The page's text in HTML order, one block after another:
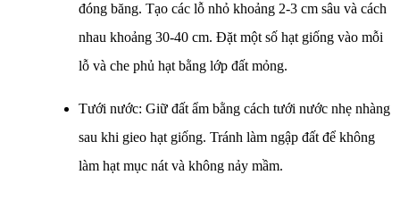
đóng băng. Tạo các lỗ nhỏ khoảng 2-3 cm sâu và cách
nhau khoảng 30-40 cm. Đặt một số hạt giống vào mỗi
lỗ và che phủ hạt bằng lớp đất mỏng.
Tưới nước: Giữ đất ẩm bằng cách tưới nước nhẹ nhàng
sau khi gieo hạt giống. Tránh làm ngập đất để không
làm hạt mục nát và không nảy mầm.